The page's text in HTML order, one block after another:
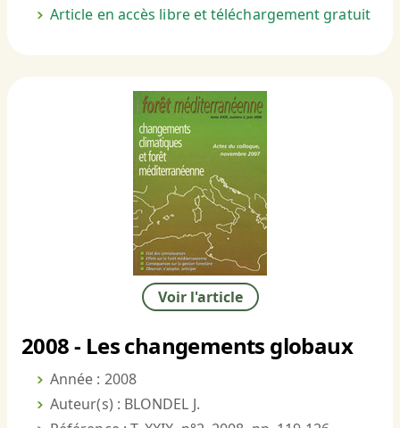
Article en accès libre et téléchargement gratuit
Voir l'article
2008 - Les changements globaux
Année : 2008
Auteur(s) : BLONDEL J.